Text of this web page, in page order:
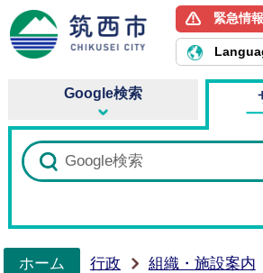
筑西
緊急情報
Google検索
ホーム
行政 組織・施設案内